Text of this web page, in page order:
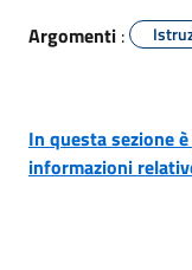
Argomenti :
In questa sezione
informazioni